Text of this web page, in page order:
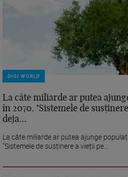
DIGI WORLD
La câte miliarde ar putea
în 2070. "Sistemele de
deja...
La câte miliarde ar putea ajunge
"Sistemele de susținere a vieții pe...